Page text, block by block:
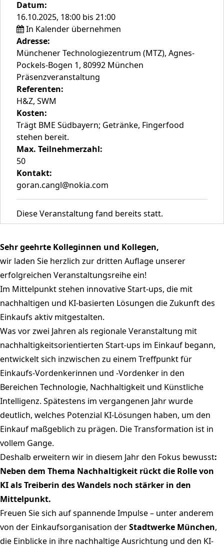
Datum:
16.10.2025, 18:00 bis 21:00
In Kalender übernehmen
Adresse:
Münchener Technologiezentrum (MTZ), Agnes-
Pockels-Bogen 1, 80992 München
Präsenzveranstaltung
Referenten:
H&Z, SWM
Kosten:
Trägt BME Südbayern; Getränke, Fingerfood
stehen bereit.
Max. Teilnehmerzahl:
50
Kontakt:
goran.cangl@nokia.com
Diese Veranstaltung fand bereits statt.
Sehr geehrte Kolleginnen und Kollegen,
wir laden Sie herzlich zur dritten Auflage unserer
erfolgreichen Veranstaltungsreihe ein!
Im Mittelpunkt stehen innovative Start-ups, die mit
nachhaltigen und KI-basierten Lösungen die Zukunft des
Einkaufs aktiv mitgestalten.
Was vor zwei Jahren als regionale Veranstaltung mit
nachhaltigkeitsorientierten Start-ups im Einkauf begann,
entwickelt sich inzwischen zu einem Treffpunkt für
Einkaufs-Vordenkerinnen und -Vordenker in den
Bereichen Technologie, Nachhaltigkeit und Künstliche
Intelligenz. Spätestens im vergangenen Jahr wurde
deutlich, welches Potenzial KI-Lösungen haben, um den
Einkauf maßgeblich zu prägen. Die Transformation ist in
vollem Gange.
Deshalb erweitern wir in diesem Jahr den Fokus bewusst:
Neben dem Thema Nachhaltigkeit rückt die Rolle von
KI als Treiberin des Wandels noch stärker in den
Mittelpunkt.
Freuen Sie sich auf spannende Impulse – unter anderem
von der Einkaufsorganisation derStadtwerke München,
die Einblicke in ihre nachhaltige Ausrichtung und den KI-